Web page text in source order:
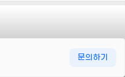
문의하기